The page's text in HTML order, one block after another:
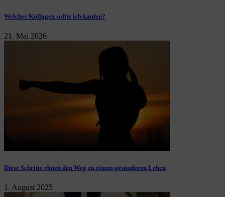
Welches Kollagen sollte ich kaufen?
21. Mai 2026
Diese Schritte ebnen den Weg zu einem gesünderen Leben
1. August 2025